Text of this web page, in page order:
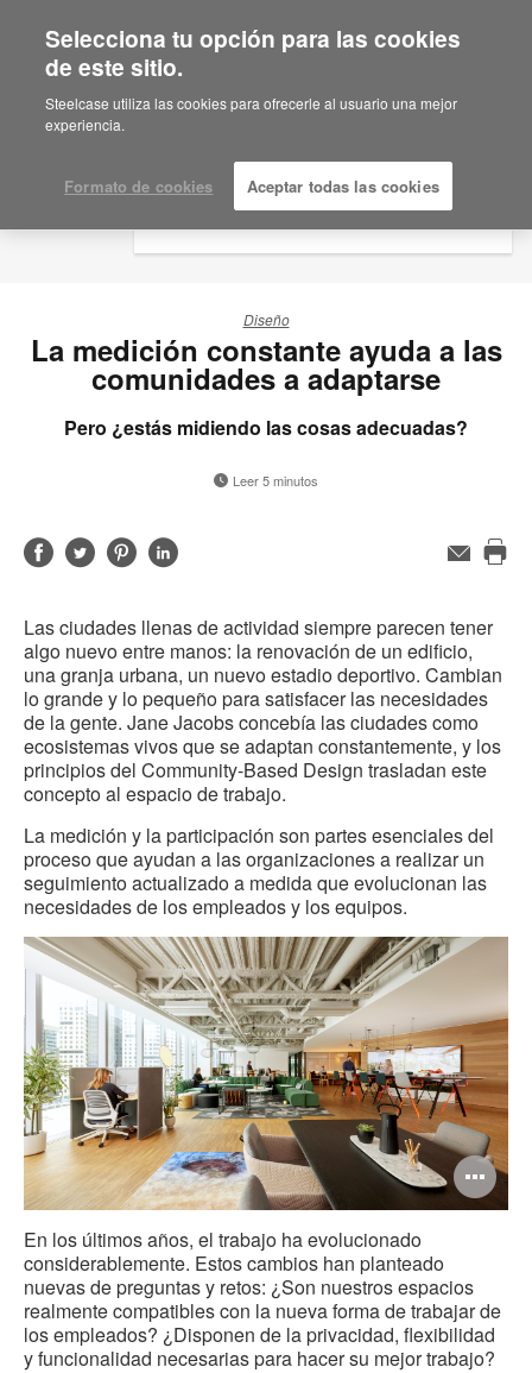
Are you in United States?
Would you like to see Products we sell in
English
Diseño
La medición constante ayuda a las
comunidades a adaptarse
Pero ¿estás midiendo las cosas adecuadas?
Leer 5 minutos
Compartir
Compartir
Compartir
Compartir
in
Correo
Las ciudades llenas de actividad siempre parecen tener
algo nuevo entre manos: la renovación de un edificio,
una granja urbana, un nuevo estadio deportivo. Cambian
lo grande y lo pequeño para satisfacer las necesidades
de la gente. Jane Jacobs concebía las ciudades como
ecosistemas vivos que se adaptan constantemente, y los
principios del Community-Based Design trasladan este
concepto al espacio de trabajo.
La medición y la participación son partes esenciales del
proceso que ayudan a las organizaciones a realizar un
seguimiento actualizado a medida que evolucionan las
necesidades de los empleados y los equipos.
En los últimos años, el trabajo ha evolucionado
considerablemente. Estos cambios han planteado
nuevas de preguntas y retos: ¿Son nuestros espacios
realmente compatibles con la nueva forma de trabajar de
los empleados? ¿Disponen de la privacidad, flexibilidad
y funcionalidad necesarias para hacer su mejor trabajo?
Selecciona tu opción para las cookies
de este sitio.
Steelcase utiliza las cookies para ofrecerle al usuario una mejor
experiencia.
Formato de cookies Aceptar todas las cookies